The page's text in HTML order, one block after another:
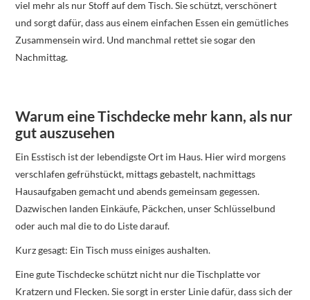
viel mehr als nur Stoff auf dem Tisch. Sie schützt, verschönert
und sorgt dafür, dass aus einem einfachen Essen ein gemütliches
Zusammensein wird. Und manchmal rettet sie sogar den
Nachmittag.
Warum eine Tischdecke mehr kann, als nur
gut auszusehen
Ein Esstisch ist der lebendigste Ort im Haus. Hier wird morgens
verschlafen gefrühstückt, mittags gebastelt, nachmittags
Hausaufgaben gemacht und abends gemeinsam gegessen.
Dazwischen landen Einkäufe, Päckchen, unser Schlüsselbund
oder auch mal die to do Liste darauf.
Kurz gesagt: Ein Tisch muss einiges aushalten.
Eine gute Tischdecke schützt nicht nur die Tischplatte vor
Kratzern und Flecken. Sie sorgt in erster Linie dafür, dass sich der